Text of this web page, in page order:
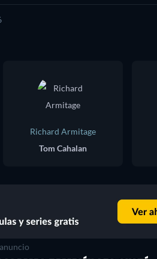
Richard Armitage
Tom Cahalan